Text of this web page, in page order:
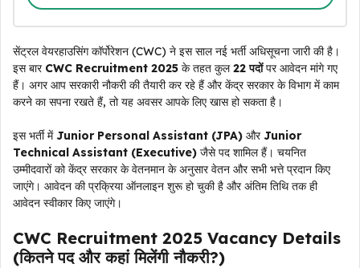
सेंट्रल वेयरहाउसिंग कॉर्पोरेशन (CWC) ने इस साल नई भर्ती अधिसूचना जारी की है।
इस बार CWC Recruitment 2025 के तहत कुल22 पदोंपर आवेदन मांगे गए
हैं। अगर आप सरकारी नौकरी की तैयारी कर रहे हैं और केंद्र सरकार के विभाग में काम
करने का सपना रखते हैं, तो यह अवसर आपके लिए खास हो सकता है।
इस भर्ती में Junior Personal Assistant (JPA) और Junior
Technical Assistant (Executive) जैसे पद शामिल हैं। चयनित
उम्मीदवारों को केंद्र सरकार के वेतनमान के अनुसार वेतन और सभी भत्ते प्रदान किए
जाएंगे। आवेदन की प्रक्रिया ऑनलाइन शुरू हो चुकी है और अंतिम तिथि तक ही
आवेदन स्वीकार किए जाएंगे।
CWC Recruitment 2025 Vacancy Details
(कितने पद और कहां मिलेंगी नौकरी?)